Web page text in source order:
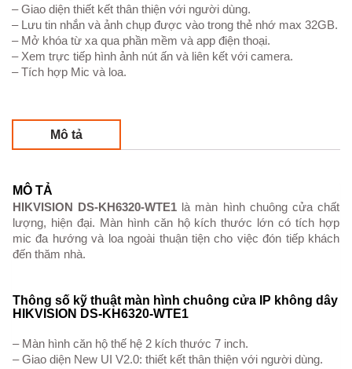
– Giao diện thiết kết thân thiện với người dùng.
– Lưu tin nhắn và ảnh chụp được vào trong thẻ nhớ max 32GB.
– Mở khóa từ xa qua phần mềm và app điện thoại.
– Xem trực tiếp hình ảnh nút ấn và liên kết với camera.
– Tích hợp Mic và loa.
Mô tả
MÔ TẢ
HIKVISION DS-KH6320-WTE1 là màn hình chuông cửa chất
lượng, hiện đại. Màn hình căn hộ kích thước lớn có tích hợp
mic đa hướng và loa ngoài thuận tiện cho việc đón tiếp khách
đến thăm nhà.
Thông số kỹ thuật màn hình chuông cửa IP không dây
HIKVISION DS-KH6320-WTE1
– Màn hình căn hộ thế hệ 2 kích thước 7 inch.
– Giao diện New UI V2.0: thiết kết thân thiện với người dùng.